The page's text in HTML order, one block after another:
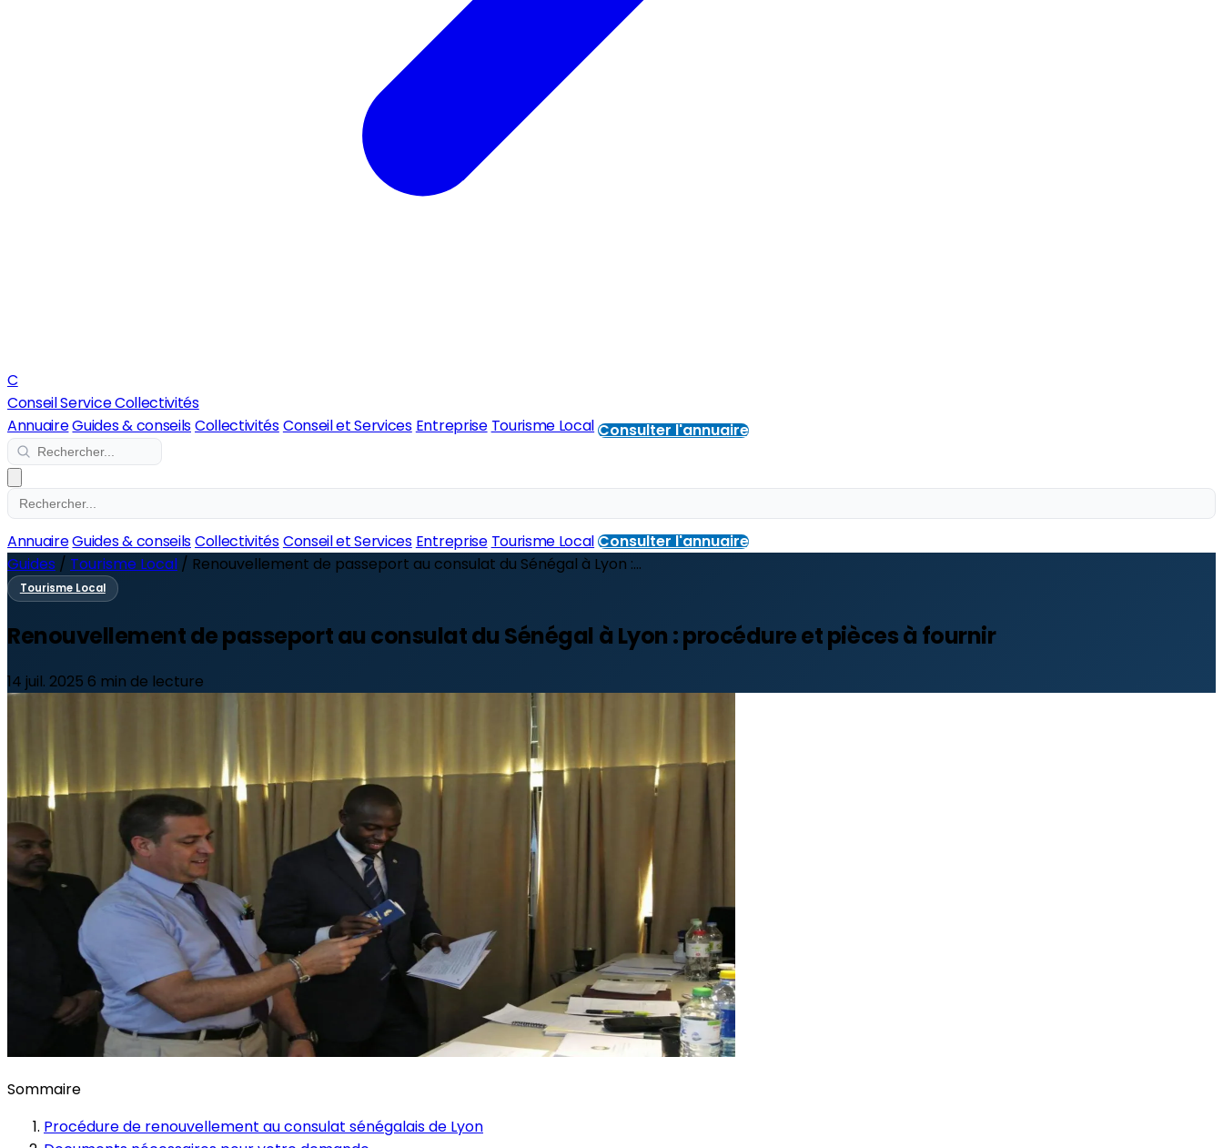
C
Conseil Service Collectivités
AnnuaireGuides & conseilsCollectivitésConseil et Services Entreprise Tourisme LocalConsulter l'annuaire
AnnuaireGuides & conseilsCollectivitésConseil et Services Entreprise Tourisme LocalConsulter l'annuaire
Guides / Tourisme Local / Renouvellement de passeport au consulat du Sénégal à Lyon :...
Tourisme Local
Renouvellement de passeport au consulat du Sénégal à Lyon : procédure et pièces à fournir
14 juil. 2025 6 min de lecture
Sommaire
Procédure de renouvellement au consulat sénégalais de Lyon